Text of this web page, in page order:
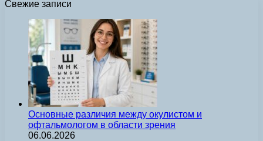
Свежие записи
Основные различия между окулистом и
офтальмологом в области зрения
06.06.2026